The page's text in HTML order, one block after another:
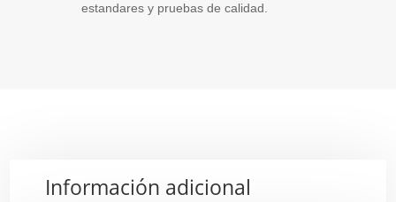
estandares y pruebas de calidad.
Información adicional